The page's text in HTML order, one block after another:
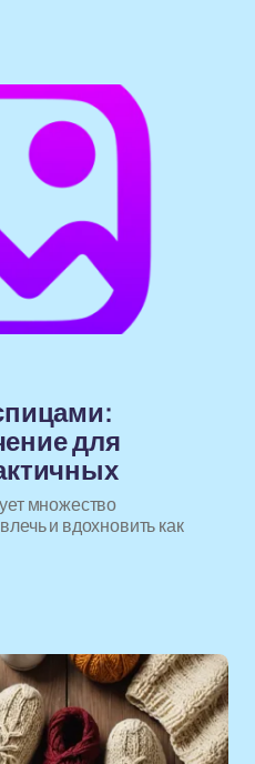
для
множество
и вдохновить как